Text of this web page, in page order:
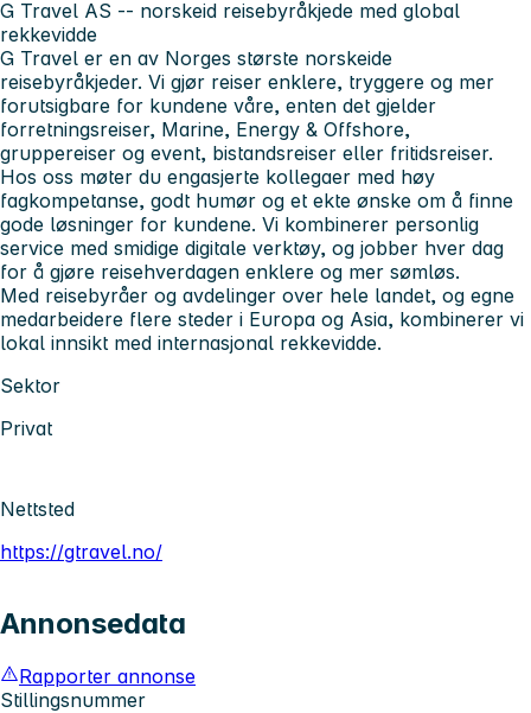
G Travel AS -- norskeid reisebyråkjede med global
rekkevidde
G Travel er en av Norges største norskeide
reisebyråkjeder. Vi gjør reiser enklere, tryggere og mer
forutsigbare for kundene våre, enten det gjelder
forretningsreiser, Marine, Energy & Offshore,
gruppereiser og event, bistandsreiser eller fritidsreiser.
Hos oss møter du engasjerte kollegaer med høy
fagkompetanse, godt humør og et ekte ønske om å finne
gode løsninger for kundene. Vi kombinerer personlig
service med smidige digitale verktøy, og jobber hver dag
for å gjøre reisehverdagen enklere og mer sømløs.
Med reisebyråer og avdelinger over hele landet, og egne
medarbeidere flere steder i Europa og Asia, kombinerer vi
lokal innsikt med internasjonal rekkevidde.
Sektor
Privat
Nettsted
https://gtravel.no/
Annonsedata
Rapporter annonse
Stillingsnummer